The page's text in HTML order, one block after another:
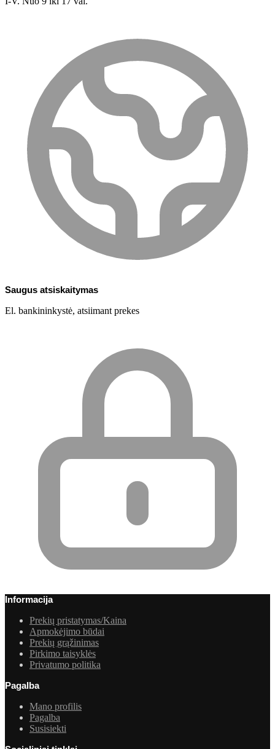
Saugus atsiskaitymas
El. bankininkystė, atsiimant prekes
Informacija
Prekių pristatymas/Kaina
Apmokėjimo būdai
Prekių grąžinimas
Pirkimo taisyklės
Privatumo politika
Pagalba
Mano profilis
Pagalba
Susisiekti